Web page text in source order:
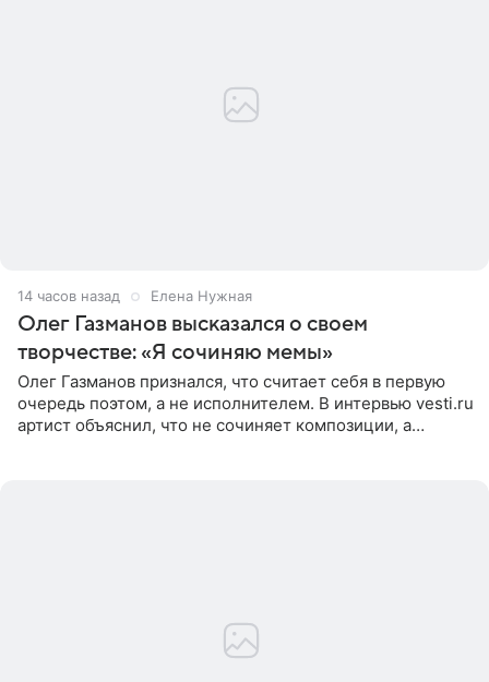
14 часов назад Елена Нужная
Олег Газманов высказался о своем
творчестве: «Я сочиняю мемы»
Олег Газманов признался, что считает себя в первую
очередь поэтом, а не исполнителем. В интервью vesti.ru
артист объяснил, что не сочиняет композиции, а